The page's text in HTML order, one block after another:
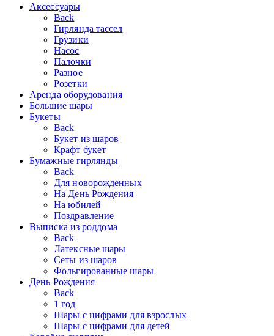
Аксессуары
Back
Гирлянда тассел
Грузики
Насос
Палочки
Разное
Розетки
Аренда оборудования
Большие шары
Букеты
Back
Букет из шаров
Крафт букет
Бумажные гирлянды
Back
Для новорожденных
На День Рождения
На юбилей
Поздравление
Выписка из роддома
Back
Латексные шары
Сеты из шаров
Фольгированные шары
День Рождения
Back
1 год
Шары с цифрами для взрослых
Шары с цифрами для детей